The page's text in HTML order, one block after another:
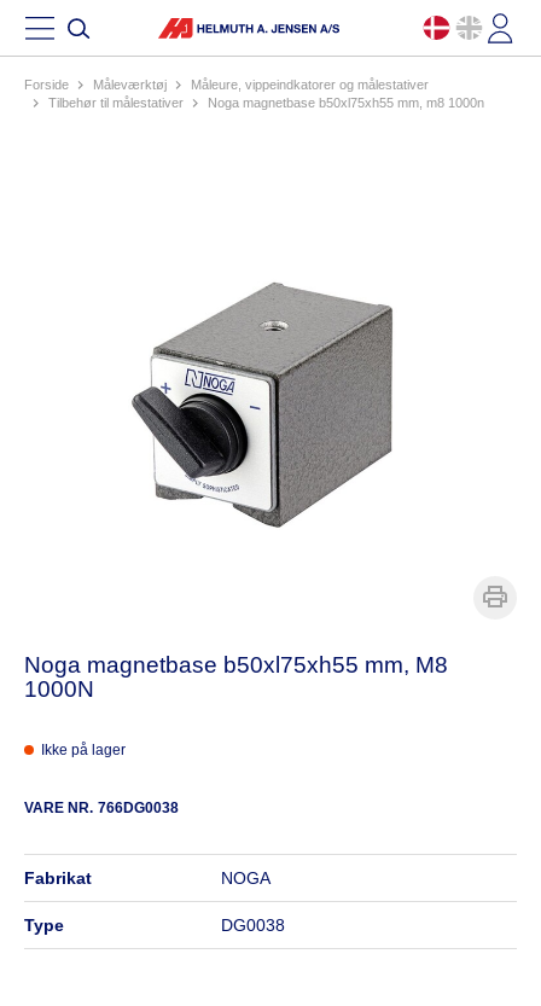
Forside måleværktøj
måleure, vippeindkatorer og målestativer
tilbehør til målestativer
noga magnetbase b50xl75xh55 mm, m8 1000n
Noga magnetbase b50xl75xh55 mm, M8
1000N
Ikke på lager
VARE NR. 766DG0038
fabrikat NOGA
type DG0038